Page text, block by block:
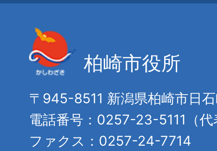
柏崎市役所
〒945-8511 新潟県柏崎市日
電話番号：0257-23-5111（代
ファクス：0257-24-7714